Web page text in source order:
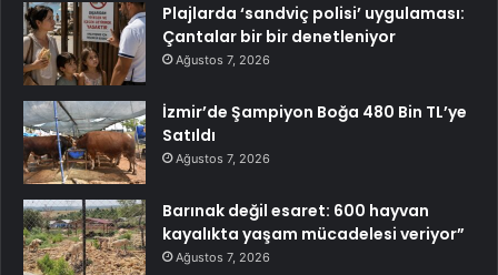
Plajlarda ‘sandviç polisi’ uygulaması:
Çantalar bir bir denetleniyor
Ağustos 7, 2026
İzmir’de Şampiyon Boğa 480 Bin TL’ye
Satıldı
Ağustos 7, 2026
Barınak değil esaret: 600 hayvan
kayalıkta yaşam mücadelesi veriyor”
Ağustos 7, 2026